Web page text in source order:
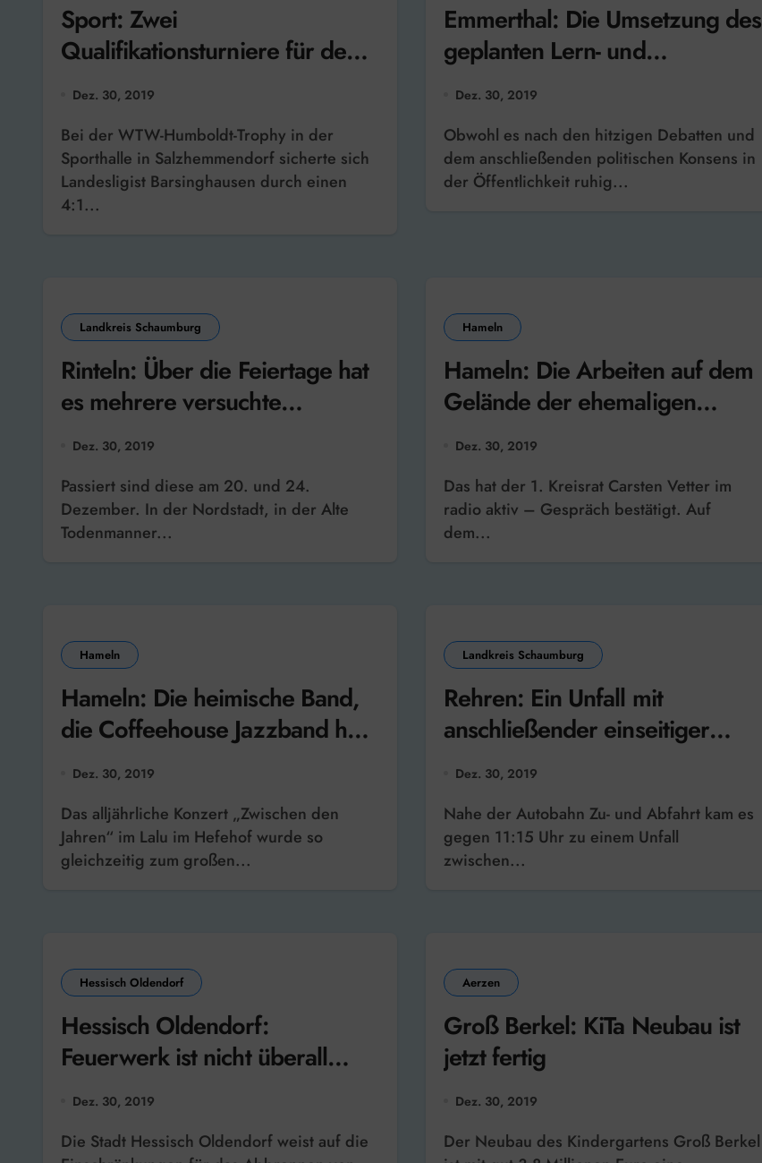
Sport: Zwei
Qualifikationsturniere für den
DEWEZET-Supercup standen
am Wochenende auf dem
Programm
Dez. 30, 2019
Bei der WTW-Humboldt-Trophy in der
Sporthalle in Salzhemmendorf sicherte sich
Landesligist Barsinghausen durch einen
4:1...
Emmerthal: Die Umsetzung des
geplanten Lern- und
Dokumentationsortes
Bückeberg geht voran
Dez. 30, 2019
Obwohl es nach den hitzigen Debatten und
dem anschließenden politischen Konsens in
der Öffentlichkeit ruhig...
Landkreis Schaumburg
Rinteln: Über die Feiertage hat
es mehrere versuchte
Einbrüche in Firmen gegeben
Dez. 30, 2019
Passiert sind diese am 20. und 24.
Dezember. In der Nordstadt, in der Alte
Todenmanner...
Hameln
Hameln: Die Arbeiten auf dem
Gelände der ehemaligen
Linsingen-Kaserne laufen
weiterhin nach Plan
Dez. 30, 2019
Das hat der 1. Kreisrat Carsten Vetter im
radio aktiv – Gespräch bestätigt. Auf
dem...
Hameln
Hameln: Die heimische Band,
die Coffeehouse Jazzband hat
jetzt ihr 40-jähriges Bestehen
gefeiert
Dez. 30, 2019
Das alljährliche Konzert „Zwischen den
Jahren“ im Lalu im Hefehof wurde so
gleichzeitig zum großen...
Landkreis Schaumburg
Rehren: Ein Unfall mit
anschließender einseitiger
Straßensperrung sorgte am
Samstag für Aufsehen
Dez. 30, 2019
Nahe der Autobahn Zu- und Abfahrt kam es
gegen 11:15 Uhr zu einem Unfall
zwischen...
Hessisch Oldendorf
Hessisch Oldendorf:
Feuerwerk ist nicht überall
erlaubt
Dez. 30, 2019
Die Stadt Hessisch Oldendorf weist auf die
Aerzen
Groß Berkel: KiTa Neubau ist
jetzt fertig
Dez. 30, 2019
Der Neubau des Kindergartens Groß Berkel